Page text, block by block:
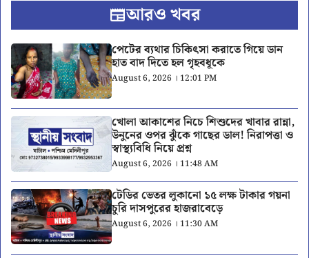
আরও খবর
পেটের ব্যথার চিকিৎসা করাতে গিয়ে ডান
হাত বাদ দিতে হল গৃহবধূকে
August 6, 2026 । 12:01 PM
খোলা আকাশের নিচে শিশুদের খাবার রান্না,
উনুনের ওপর ঝুঁকে গাছের ডাল! নিরাপত্তা ও
স্বাস্থ্যবিধি নিয়ে প্রশ্ন
August 6, 2026 । 11:48 AM
টেডির ভেতর লুকানো ১৫ লক্ষ টাকার গয়না
চুরি দাসপুরের হাজরাবেড়ে
August 6, 2026 । 11:30 AM